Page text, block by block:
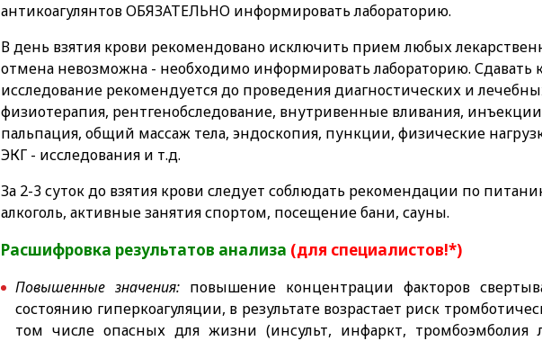
антикоагулянтов ОБЯЗАТЕЛЬНО информировать лабораторию.
В день взятия крови рекомендовано исключить прием любых
отмена невозможна - необходимо информировать лабораторию. Сдавать
исследование рекомендуется до проведения диагностических и
физиотерапия, рентгенобследование, внутривенные вливания,
пальпация, общий массаж тела, эндоскопия, пункции, физические
ЭКГ - исследования и т.д.
За 2-3 суток до взятия крови следует соблюдать рекомендации по
алкоголь, активные занятия спортом, посещение бани, сауны.
Расшифровка результатов анализа (для специалистов!*)
Повышенные значения: повышение концентрации факторов
состоянию гиперкоагуляции, в результате возрастает риск
том числе опасных для жизни (инсульт, инфаркт, тромбоэмболия